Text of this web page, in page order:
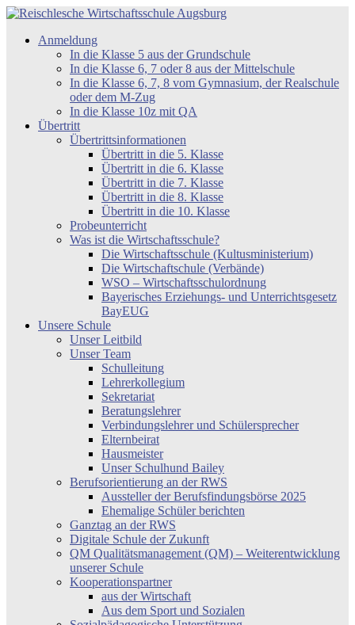
Zum
springen
Reischlesche
Wirtschaftsschule
Anmeldung
In die Klasse 5 aus der Grundschule
In die Klasse 6, 7 oder 8 aus der Mittelschule
In die Klasse 6, 7, 8 vom Gymnasium, der Realschule
oder dem M-Zug
In die Klasse 10z mit QA
Übertritt
Übertrittsinformationen
Übertritt in die 5. Klasse
Übertritt in die 6. Klasse
Übertritt in die 7. Klasse
Übertritt in die 8. Klasse
Übertritt in die 10. Klasse
Probeunterricht
Was ist die Wirtschaftsschule?
Die Wirtschaftsschule (Kultusministerium)
Die Wirtschaftschule (Verbände)
WSO – Wirtschaftsschulordnung
Bayerisches Erziehungs- und Unterrichtsgesetz
BayEUG
Unsere Schule
Unser Leitbild
Unser Team
Schulleitung
Lehrerkollegium
Sekretariat
Beratungslehrer
Verbindungslehrer und Schülersprecher
Elternbeirat
Hausmeister
Unser Schulhund Bailey
Berufsorientierung an der RWS
Aussteller der Berufsfindungsbörse 2025
Ehemalige Schüler berichten
Ganztag an der RWS
Digitale Schule der Zukunft
QM Qualitätsmanagement (QM) – Weiterentwicklung
unserer Schule
Kooperationspartner
aus der Wirtschaft
Aus dem Sport und Sozialen